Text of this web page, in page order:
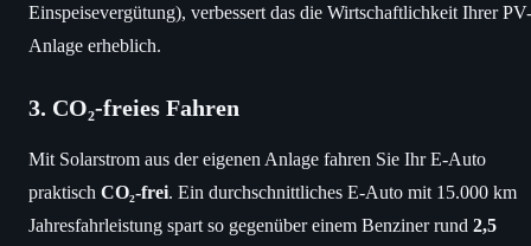
Einspeisevergütung), verbessert das die Wirtschaftlichkeit Ihrer PV-
Anlage erheblich.
3. CO₂-freies Fahren
Mit Solarstrom aus der eigenen Anlage fahren Sie Ihr E-Auto
praktisch CO₂-frei. Ein durchschnittliches E-Auto mit 15.000 km
Jahresfahrleistung spart so gegenüber einem Benziner rund 2,5